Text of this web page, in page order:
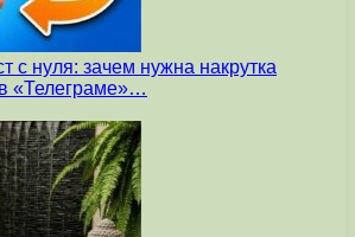
с нуля: зачем нужна накрутка
«Телеграме»…